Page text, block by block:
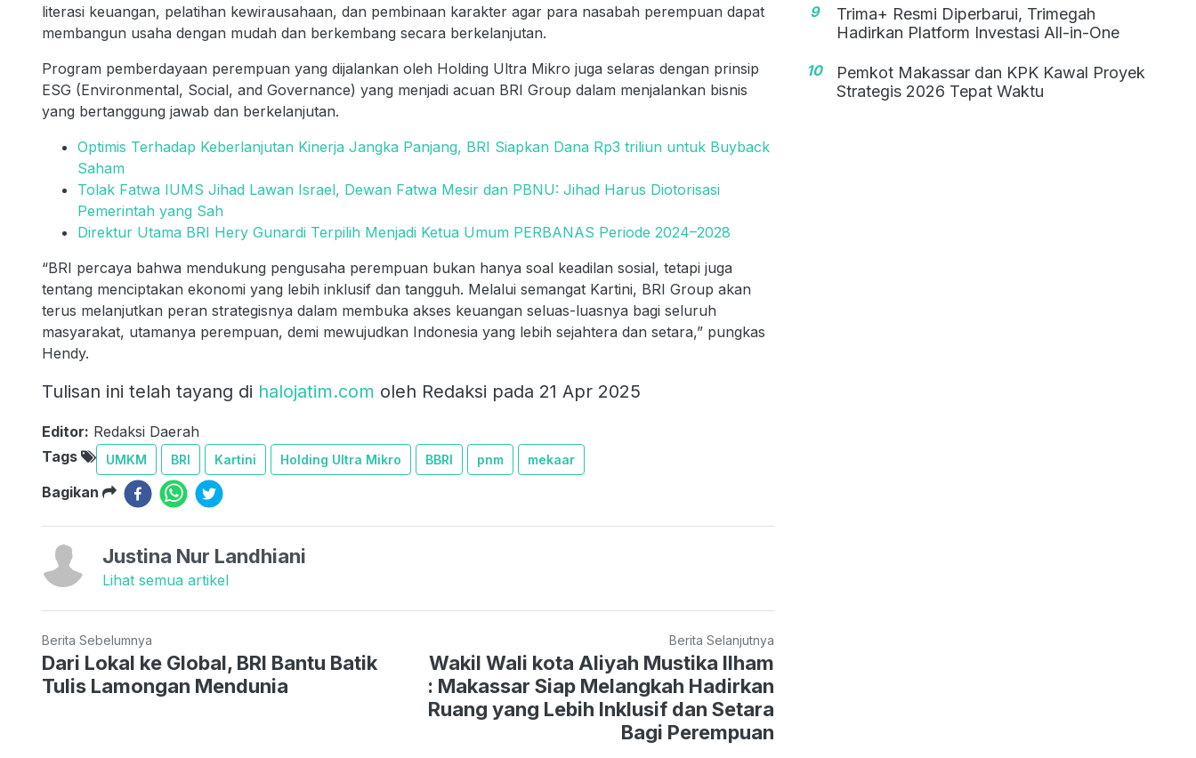
literasi keuangan, pelatihan kewirausahaan, dan pembinaan karakter agar para nasabah perempuan dapat
membangun usaha dengan mudah dan berkembang secara berkelanjutan.
Program pemberdayaan perempuan yang dijalankan oleh Holding Ultra Mikro juga selaras dengan prinsip
ESG (Environmental, Social, and Governance) yang menjadi acuan BRI Group dalam menjalankan bisnis
yang bertanggung jawab dan berkelanjutan.
Optimis Terhadap Keberlanjutan Kinerja Jangka Panjang, BRI Siapkan Dana Rp3 triliun untuk Buyback
Saham
Tolak Fatwa IUMS Jihad Lawan Israel, Dewan Fatwa Mesir dan PBNU: Jihad Harus Diotorisasi
Pemerintah yang Sah
Direktur Utama BRI Hery Gunardi Terpilih Menjadi Ketua Umum PERBANAS Periode 2024–2028
“BRI percaya bahwa mendukung pengusaha perempuan bukan hanya soal keadilan sosial, tetapi juga
tentang menciptakan ekonomi yang lebih inklusif dan tangguh. Melalui semangat Kartini, BRI Group akan
terus melanjutkan peran strategisnya dalam membuka akses keuangan seluas-luasnya bagi seluruh
masyarakat, utamanya perempuan, demi mewujudkan Indonesia yang lebih sejahtera dan setara,” pungkas
Hendy.
Tulisan ini telah tayang di halojatim.com oleh Redaksi pada 21 Apr 2025
Editor: Redaksi Daerah
Tags
UMKM BRI Kartini Holding Ultra Mikro BBRI pnm mekaar
Bagikan
Justina Nur Landhiani
Lihat semua artikel
Berita Sebelumnya
Dari Lokal ke Global, BRI Bantu Batik
Tulis Lamongan Mendunia
Berita Selanjutnya
Wakil Wali kota Aliyah Mustika Ilham
: Makassar Siap Melangkah Hadirkan
Ruang yang Lebih Inklusif dan Setara
Bagi Perempuan
9
Trima+ Resmi Diperbarui, Trimegah
Hadirkan Platform Investasi All-in-One
10
Pemkot Makassar dan KPK Kawal Proyek
Strategis 2026 Tepat Waktu